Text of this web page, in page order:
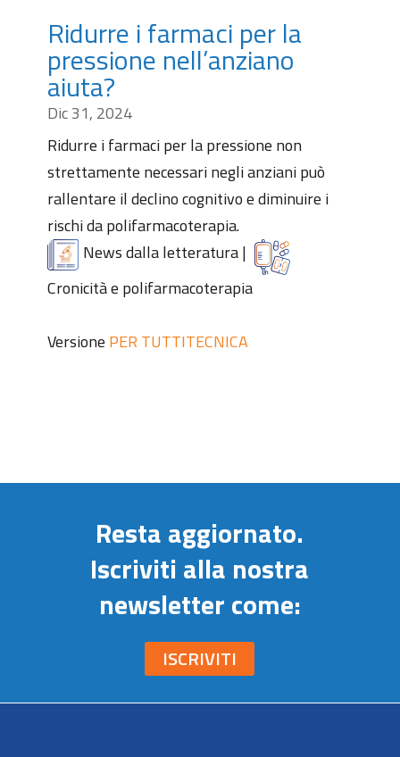
Ridurre i farmaci per la
pressione nell’anziano
aiuta?
Dic 31, 2024
Ridurre i farmaci per la pressione non
strettamente necessari negli anziani può
rallentare il declino cognitivo e diminuire i
rischi da polifarmacoterapia.
News dalla letteratura|
Cronicità e polifarmacoterapia
Versione PER TUTTITECNICA
Resta aggiornato.
Iscriviti alla nostra